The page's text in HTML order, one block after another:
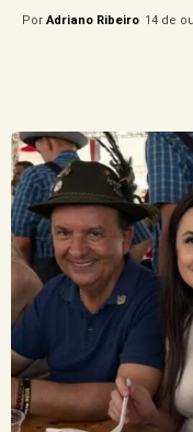
Por Adriano Ribeiro 14 de